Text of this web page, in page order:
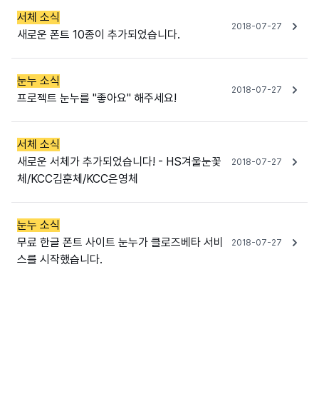
서체 소식
새로운 폰트 10종이 추가되었습니다.
2018-07-27
눈누 소식
프로젝트 눈누를 "좋아요" 해주세요!
2018-07-27
서체 소식
새로운 서체가 추가되었습니다! - HS겨울눈꽃
체/KCC김훈체/KCC은영체
2018-07-27
눈누 소식
무료 한글 폰트 사이트 눈누가 클로즈베타 서비
스를 시작했습니다.
2018-07-27